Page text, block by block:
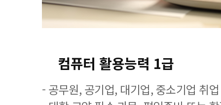
컴퓨터 활용능력 1급
- 공무원, 공기업, 대기업, 중소기업 취